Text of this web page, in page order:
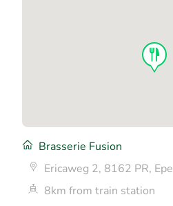
Brasserie Fusion
Ericaweg 2, 8162 PR, Epe
8km from train station